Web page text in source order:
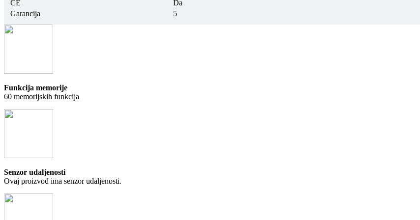
CE
Da
Garancija
5
Funkcija memorije
60 memorijskih funkcija
Senzor udaljenosti
Ovaj proizvod ima senzor udaljenosti.